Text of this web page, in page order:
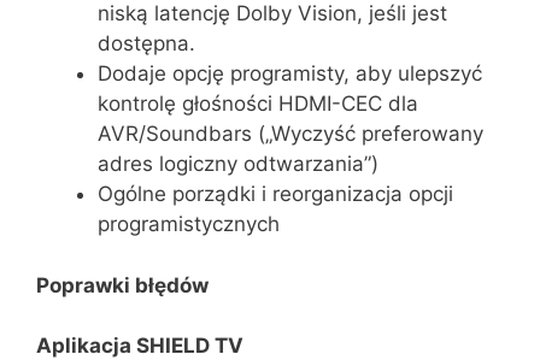
niską latencję Dolby Vision, jeśli jest
dostępna.
Dodaje opcję programisty, aby ulepszyć
kontrolę głośności HDMI-CEC dla
AVR/Soundbars („Wyczyść preferowany
adres logiczny odtwarzania”)
Ogólne porządki i reorganizacja opcji
programistycznych
Poprawki błędów
Aplikacja SHIELD TV